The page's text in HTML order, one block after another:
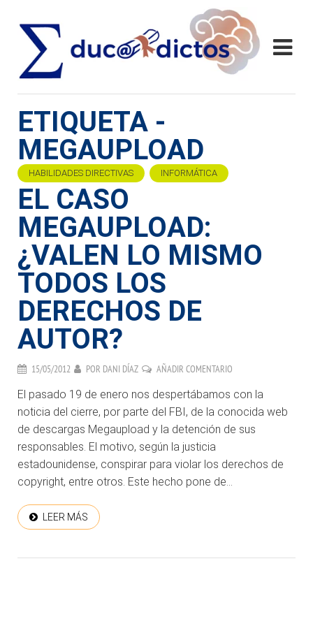
ETIQUETA -
MEGAUPLOAD
HABILIDADES DIRECTIVAS INFORMÁTICA
EL CASO
MEGAUPLOAD:
¿VALEN LO MISMO
TODOS LOS
DERECHOS DE
AUTOR?
15/05/2012 POR DANI DÍAZ AÑADIR COMENTARIO
El pasado 19 de enero nos despertábamos con la
noticia del cierre, por parte del FBI, de la conocida web
de descargas Megaupload y la detención de sus
responsables. El motivo, según la justicia
estadounidense, conspirar para violar los derechos de
copyright, entre otros. Este hecho pone de...
LEER MÁS